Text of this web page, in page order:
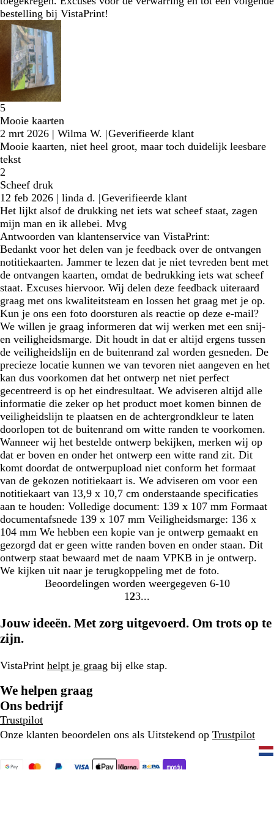
bestelling bij VistaPrint!
5
Mooie kaarten
2 mrt 2026 | Wilma W. |Geverifieerde klant
Mooie kaarten, niet heel groot, maar toch duidelijk leesbare
tekst
2
Scheef druk
12 feb 2026 | linda d. |Geverifieerde klant
Het lijkt alsof de drukking net iets wat scheef staat, zagen
mijn man en ik allebei. Mvg
Antwoorden van klantenservice van VistaPrint:
Bedankt voor het delen van je feedback over de ontvangen
notitiekaarten. Jammer te lezen dat je niet tevreden bent met
de ontvangen kaarten, omdat de bedrukking iets wat scheef
staat. Excuses hiervoor. Wij delen deze feedback uiteraard
graag met ons kwaliteitsteam en lossen het graag met je op.
Kun je ons een foto doorsturen als reactie op deze e-mail?
We willen je graag informeren dat wij werken met een snij-
en veiligheidsmarge. Dit houdt in dat er altijd ergens tussen
de veiligheidslijn en de buitenrand zal worden gesneden. De
precieze locatie kunnen we van tevoren niet aangeven en het
kan dus voorkomen dat het ontwerp net niet perfect
gecentreerd is op het eindresultaat. We adviseren altijd alle
informatie die zeker op het product moet komen binnen de
veiligheidslijn te plaatsen en de achtergrondkleur te laten
doorlopen tot de buitenrand om witte randen te voorkomen.
Wanneer wij het bestelde ontwerp bekijken, merken wij op
dat er boven en onder het ontwerp een witte rand zit. Dit
komt doordat de ontwerpupload niet conform het formaat
van de gekozen notitiekaart is. We adviseren om voor een
notitiekaart van 13,9 x 10,7 cm onderstaande specificaties
aan te houden: Volledige document: 139 x 107 mm Formaat
documentafsnede 139 x 107 mm Veiligheidsmarge: 136 x
104 mm We hebben een kopie van je ontwerp gemaakt en
gezorgd dat er geen witte randen boven en onder staan. Dit
ontwerp staat bewaard met de naam VPKB in je ontwerp.
We kijken uit naar je terugkoppeling met de foto.
Beoordelingen worden weergegeven 6-10
ga
pagina
1 ga
pagina
2ga
pagina
3
Jouw ideeën. Met zorg uitgevoerd. Om trots op te
zijn.
VistaPrint helpt je graag bij elke stap.
We helpen graag
Ons bedrijf
Trustpilot
Onze klanten beoordelen ons als Uitstekend op Trustpilot